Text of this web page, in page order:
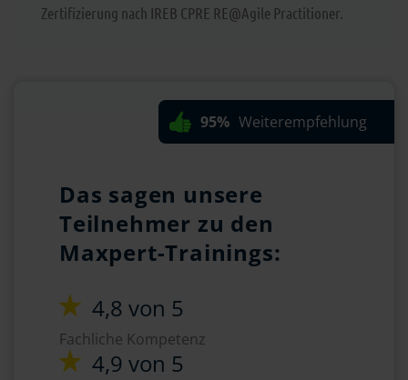
Zertifizierung nach IREB CPRE RE@Agile Practitioner.
95% Weiterempfehlung
Das sagen unsere
Teilnehmer zu den
Maxpert-Trainings:
4,8 von 5
Fachliche Kompetenz
4,9 von 5